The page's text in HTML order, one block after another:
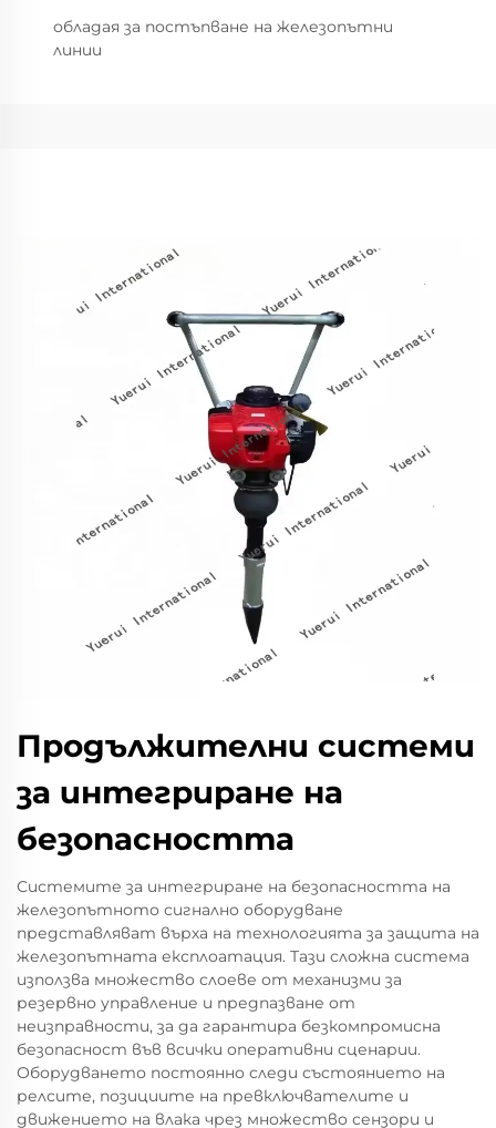
обладая за постъпване на железопътни
линии
Продължителни системи
за интегриране на
безопасността
Системите за интегриране на безопасността на
железопътното сигнално оборудване
представляват върха на технологията за защита на
железопътната експлоатация. Тази сложна система
използва множество слоеве от механизми за
резервно управление и предпазване от
неизправности, за да гарантира безкомпромисна
безопасност във всички оперативни сценарии.
Оборудването постоянно следи състоянието на
релсите, позициите на превключвателите и
движението на влака чрез множество сензори и